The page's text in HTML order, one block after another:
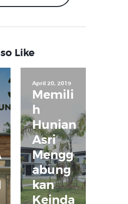
Like
April 20, 2019
Memili
h
Hunian
Asri
Mengg
abung
kan
Keinda